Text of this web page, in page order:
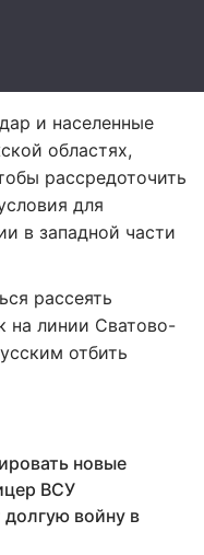
и населенные
областях,
рассредоточить
для
в западной части
рассеять
на линии Сватово-
отбить
новые
ВСУ
долгую войну в